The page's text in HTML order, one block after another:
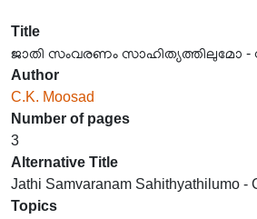
Title
ജാതി സംവരണം സാഹിത്യത്തിലുമോ -
Author
C.K. Moosad
Number of pages
3
Alternative Title
Jathi Samvaranam Sahithyathilumo -
Topics